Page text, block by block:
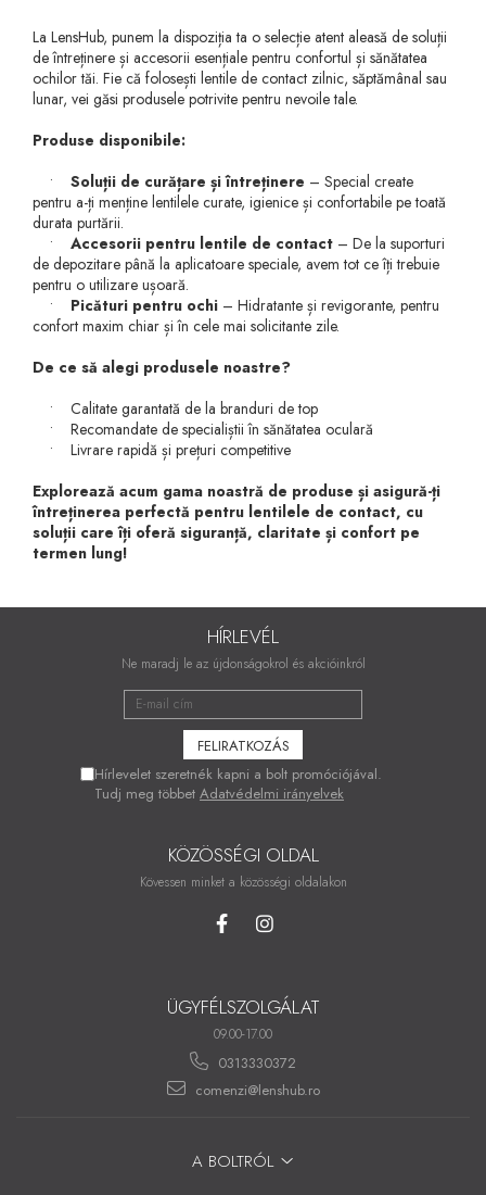
La LensHub, punem la dispoziția ta o selecție atent aleasă de soluții
de întreținere și accesorii esențiale pentru confortul și sănătatea
ochilor tăi. Fie că folosești lentile de contact zilnic, săptămânal sau
lunar, vei găsi produsele potrivite pentru nevoile tale.
Produse disponibile:
• Soluții de curățare și întreținere – Special create
pentru a-ți menține lentilele curate, igienice și confortabile pe toată
durata purtării.
• Accesorii pentru lentile de contact – De la suporturi
de depozitare până la aplicatoare speciale, avem tot ce îți trebuie
pentru o utilizare ușoară.
• Picături pentru ochi – Hidratante și revigorante, pentru
confort maxim chiar și în cele mai solicitante zile.
De ce să alegi produsele noastre?
• Calitate garantată de la branduri de top
• Recomandate de specialiștii în sănătatea oculară
• Livrare rapidă și prețuri competitive
Explorează acum gama noastră de produse și asigură-ți
întreținerea perfectă pentru lentilele de contact, cu
soluții care îți oferă siguranță, claritate și confort pe
termen lung!
HÍRLEVÉL
Ne maradj le az újdonságokrol és akcióinkról
Hírlevelet szeretnék kapni a bolt promóciójával.
Tudj meg többet Adatvédelmi irányelvek
KÖZÖSSÉGI OLDAL
Kövessen minket a közösségi oldalakon
ÜGYFÉLSZOLGÁLAT
09.00-17.00
0313330372
comenzi@lenshub.ro
A BOLTRÓL